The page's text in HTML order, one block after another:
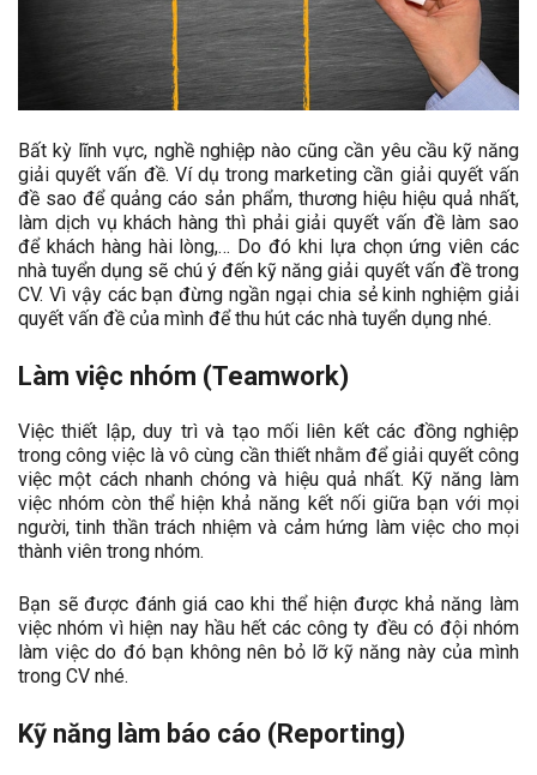
Bất kỳ lĩnh vực, nghề nghiệp nào cũng cần yêu cầu kỹ năng
giải quyết vấn đề. Ví dụ trong marketing cần giải quyết vấn
đề sao để quảng cáo sản phẩm, thương hiệu hiệu quả nhất,
làm dịch vụ khách hàng thì phải giải quyết vấn đề làm sao
để khách hàng hài lòng,… Do đó khi lựa chọn ứng viên các
nhà tuyển dụng sẽ chú ý đến kỹ năng giải quyết vấn đề trong
CV. Vì vậy các bạn đừng ngần ngại chia sẻ kinh nghiệm giải
quyết vấn đề của mình để thu hút các nhà tuyển dụng nhé.
Làm việc nhóm (Teamwork)
Việc thiết lập, duy trì và tạo mối liên kết các đồng nghiệp
trong công việc là vô cùng cần thiết nhằm để giải quyết công
việc một cách nhanh chóng và hiệu quả nhất. Kỹ năng làm
việc nhóm còn thể hiện khả năng kết nối giữa bạn với mọi
người, tinh thần trách nhiệm và cảm hứng làm việc cho mọi
thành viên trong nhóm.
Bạn sẽ được đánh giá cao khi thể hiện được khả năng làm
việc nhóm vì hiện nay hầu hết các công ty đều có đội nhóm
làm việc do đó bạn không nên bỏ lỡ kỹ năng này của mình
trong CV nhé.
Kỹ năng làm báo cáo (Reporting)